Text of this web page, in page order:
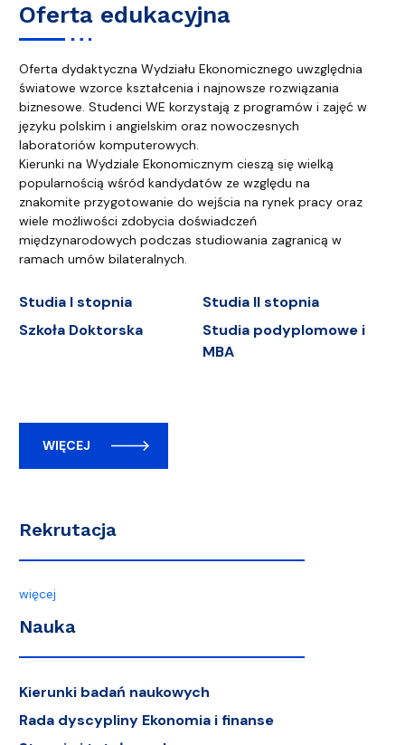
Oferta edukacyjna
Oferta dydaktyczna Wydziału Ekonomicznego uwzględnia
światowe wzorce kształcenia i najnowsze rozwiązania
biznesowe. Studenci WE korzystają z programów i zajęć w
języku polskim i angielskim oraz nowoczesnych
laboratoriów komputerowych.
Kierunki na Wydziale Ekonomicznym cieszą się wielką
popularnością wśród kandydatów ze względu na
znakomite przygotowanie do wejścia na rynek pracy oraz
wiele możliwości zdobycia doświadczeń
międzynarodowych podczas studiowania zagranicą w
ramach umów bilateralnych.
Studia I stopnia
Studia II stopnia
Szkoła Doktorska
Studia podyplomowe i
MBA
WIĘCEJ
Rekrutacja
więcej
Nauka
Kierunki badań naukowych
Rada dyscypliny Ekonomia i finanse